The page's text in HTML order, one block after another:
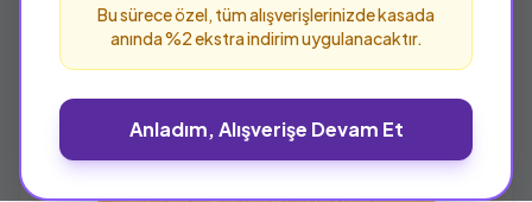
Bu sürece özel, tüm alışverişlerinizde kasada
anında %2 ekstra indirim uygulanacaktır.
Anladım, Alışverişe Devam Et